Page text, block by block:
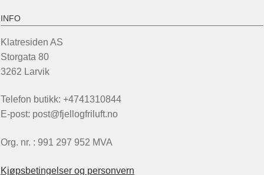
INFO
Klatresiden AS
Storgata 80
3262 Larvik
Telefon butikk: +4741310844
E-post: post@fjellogfriluft.no
Org. nr. : 991 297 952 MVA
Kjøpsbetingelser og personvern